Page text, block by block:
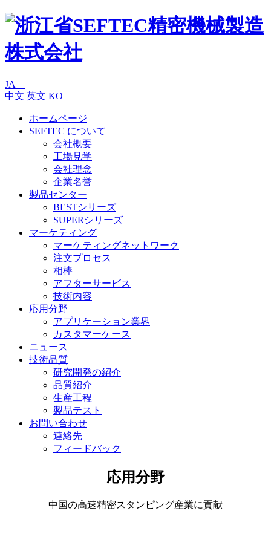
JA
中文 英文 KO
ホームページ
SEFTEC について
会社概要
工場見学
会社理念
企業名誉
製品センター
BESTシリーズ
SUPERシリーズ
マーケティング
マーケティングネットワーク
注文プロセス
相棒
アフターサービス
技術内容
応用分野
アプリケーション業界
カスタマーケース
ニュース
技術品質
研究開発の紹介
品質紹介
生産工程
製品テスト
お問い合わせ
連絡先
フィードバック
応用分野
中国の高速精密スタンピング産業に貢献